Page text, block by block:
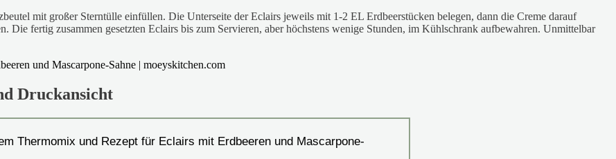
mit großer Sterntülle einfüllen. Die Unterseite der Eclairs jeweils mit 1-2 EL Erdbeerstücken belegen, dann die Creme darauf
Die fertig zusammen gesetzten Eclairs bis zum Servieren, aber höchstens wenige Stunden, im Kühlschrank aufbewahren. Unmittelbar
Druckansicht